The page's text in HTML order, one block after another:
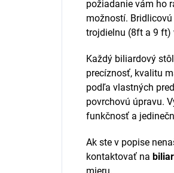
požiadanie vám ho
možností.
trojdielnu (8ft a 9 ft)
Každý biliardový
precíznosť, kvalitu
podľa vlastných
povrchovú úpravu.
funkčnosť a
Ak ste v popise
kontaktovať na
mieru.